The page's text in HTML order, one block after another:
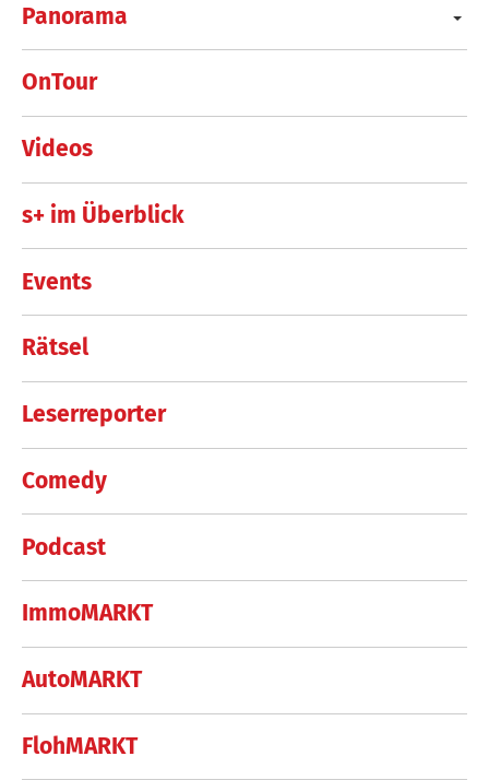
Panorama
OnTour
Videos
s+ im Überblick
Events
Rätsel
Leserreporter
Comedy
Podcast
ImmoMARKT
AutoMARKT
FlohMARKT